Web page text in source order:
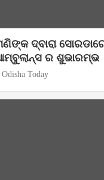
ଦ୍ବାରା
ର ଶୁଭାରମ୍ଭ
Odisha Today